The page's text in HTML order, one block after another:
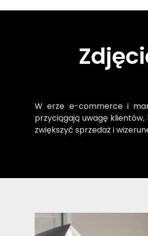
W erze e-commerce i
przyciągają uwagę klientów,
zwiększyć sprzedaż i